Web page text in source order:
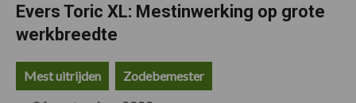
Evers Toric XL: Mestinwerking op grote
werkbreedte
Mest uitrijden Zodebemester